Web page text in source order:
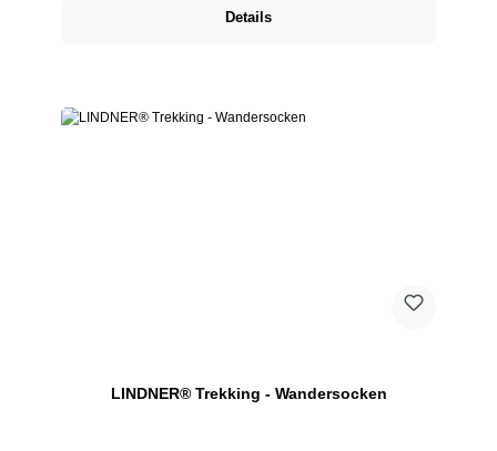
Details
LINDNER® Trekking - Wandersocken